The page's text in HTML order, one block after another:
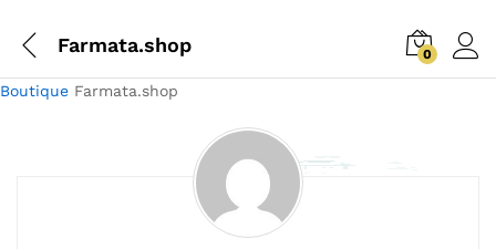
Farmata.shop 0
Boutique Farmata.shop